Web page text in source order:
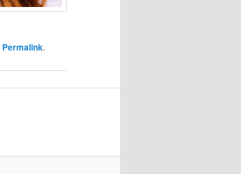
Permalink.